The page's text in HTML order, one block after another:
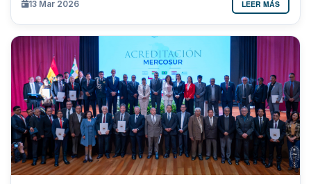
13 Mar 2026 LEER MÁS